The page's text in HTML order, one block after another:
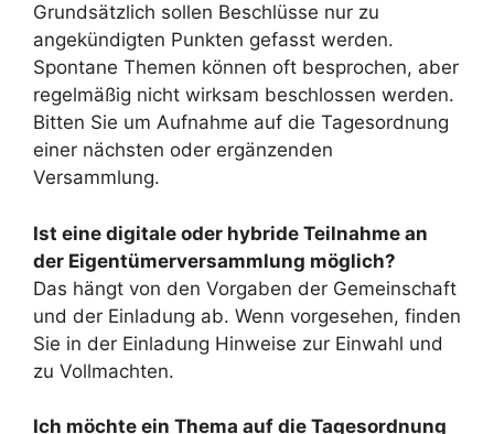
Grundsätzlich sollen Beschlüsse nur zu
angekündigten Punkten gefasst werden.
Spontane Themen können oft besprochen, aber
regelmäßig nicht wirksam beschlossen werden.
Bitten Sie um Aufnahme auf die Tagesordnung
einer nächsten oder ergänzenden
Versammlung.
Ist eine digitale oder hybride Teilnahme an
der Eigentümerversammlung möglich?
Das hängt von den Vorgaben der Gemeinschaft
und der Einladung ab. Wenn vorgesehen, finden
Sie in der Einladung Hinweise zur Einwahl und
zu Vollmachten.
Ich möchte ein Thema auf die Tagesordnung